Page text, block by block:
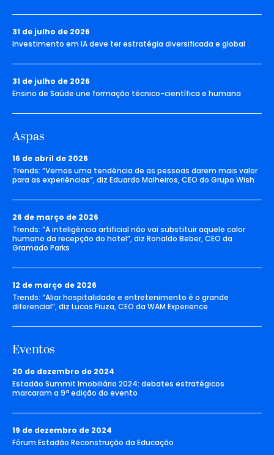
31 de julho de 2026
Investimento em IA deve ter estratégia diversificada e global
31 de julho de 2026
Ensino de Saúde une formação técnico-científica e humana
Aspas
16 de abril de 2026
Trends: “Vemos uma tendência de as pessoas darem mais valor
para as experiências”, diz Eduardo Malheiros, CEO do Grupo Wish
26 de março de 2026
Trends: “A inteligência artificial não vai substituir aquele calor
humano da recepção do hotel”, diz Ronaldo Beber, CEO da
Gramado Parks
12 de março de 2026
Trends: “Aliar hospitalidade e entretenimento é o grande
diferencial”, diz Lucas Fiuza, CEO da WAM Experience
Eventos
20 de dezembro de 2024
Estadão Summit Imobiliário 2024: debates estratégicos
marcaram a 9ª edição do evento
19 de dezembro de 2024
Fórum Estadão Reconstrução da Educação